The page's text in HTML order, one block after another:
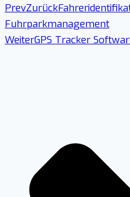
PrevZurück
Fuhrparkmanagement
WeiterGPS Tracker